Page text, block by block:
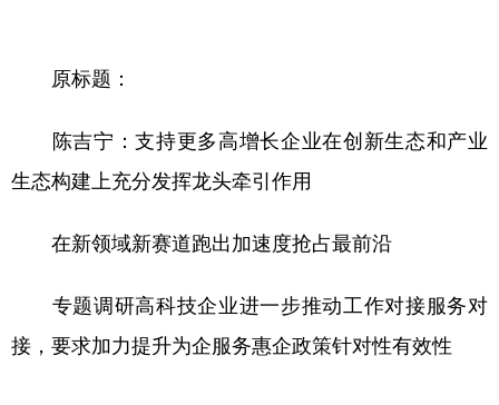
原标题：
陈吉宁：支持更多高增长企业在创新生态和产业
生态构建上充分发挥龙头牵引作用
在新领域新赛道跑出加速度抢占最前沿
专题调研高科技企业进一步推动工作对接服务对
接，要求加力提升为企服务惠企政策针对性有效性